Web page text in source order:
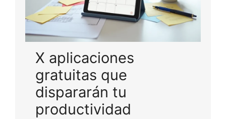
X aplicaciones
gratuitas que
dispararán tu
productividad